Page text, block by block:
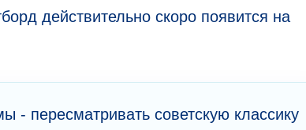
действительно скоро появится на
пересматривать советскую классику